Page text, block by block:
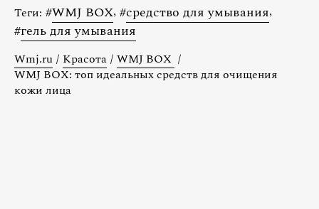
Теги: #WMJ BOX, #средство для умывания,
#гель для умывания
Wmj.ru / Красота / WMJ BOX /
WMJ BOX: топ идеальных средств для очищения
кожи лица